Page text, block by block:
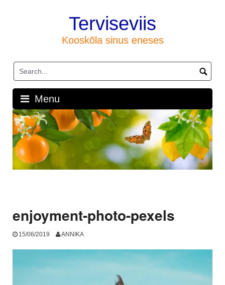
Terviseviis
Kooskõla sinus eneses
Menu
enjoyment-photo-pexels
15/06/2019 ANNIKA